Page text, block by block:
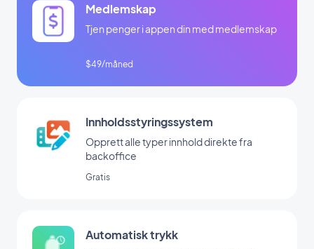
Medlemskap
Tjen penger i appen din med medlemskap
$49/måned
Innholdsstyringssystem
Opprett alle typer innhold direkte fra
backoffice
Gratis
Automatisk trykk